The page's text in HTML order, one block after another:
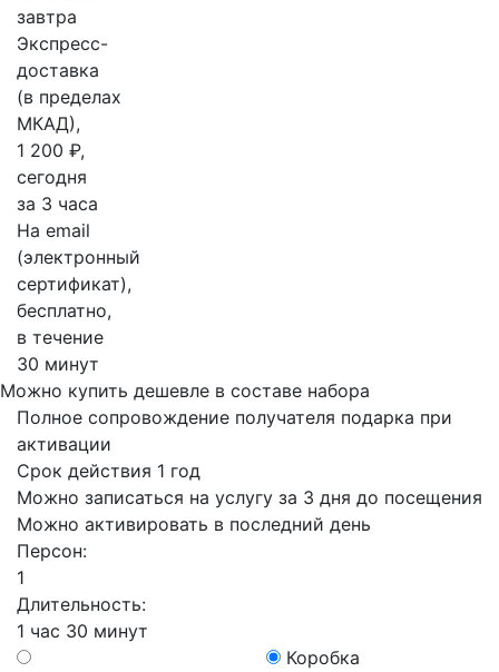
завтра
Экспресс-
доставка
(в пределах
МКАД),
1 200 ₽,
сегодня
за 3 часа
На email
(электронный
сертификат),
бесплатно,
в течение
30 минут
Можно купить дешевле в составе набора
Полное сопровождение получателя подарка при
активации
Срок действия 1 год
Можно записаться на услугу за 3 дня до посещения
Можно активировать в последний день
Персон:
1
Длительность:
1 час 30 минут
Коробка